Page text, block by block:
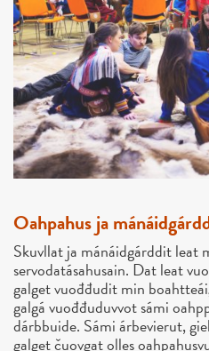
Oahpahus ja
Skuvllat ja mánáidgárddit leat
servodatásahusain. Dat leat
galget vuođđudit min
galgá vuođđuduvvot sámi
dárbbuide. Sámi árbevierut,
galget čuovgat olles